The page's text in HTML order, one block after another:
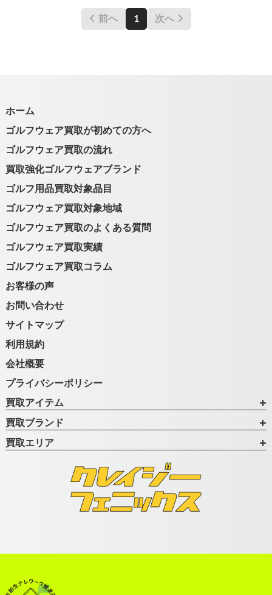
前へ 1 次へ
ホーム
ゴルフウェア買取が初めての方へ
ゴルフウェア買取の流れ
買取強化ゴルフウェアブランド
ゴルフ用品買取対象品目
ゴルフウェア買取対象地域
ゴルフウェア買取のよくある質問
ゴルフウェア買取実績
ゴルフウェア買取コラム
お客様の声
お問い合わせ
サイトマップ
利用規約
会社概要
プライバシーポリシー
買取アイテム
買取ブランド
買取エリア